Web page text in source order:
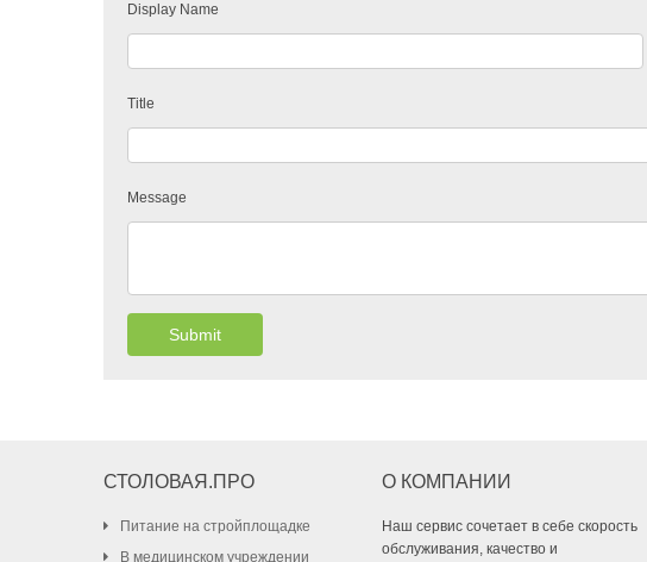
Display Name
Title
Message
Submit
СТОЛОВАЯ.ПРО
Питание на стройплощадке
В медицинском учреждении
О КОМПАНИИ
Наш сервис сочетает в себе скорость
обслуживания, качество и